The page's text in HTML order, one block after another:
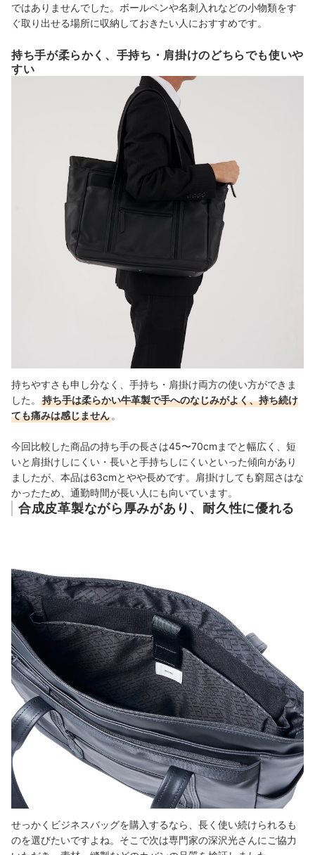
ではありませんでした。ボールペンや名刺入れなどの小物類をす
ぐ取り出せる場所に収納しておきたい人におすすめです。
持ち手が柔らかく、手持ち・肩掛けのどちらでも使いや
すい
持ちやすさも申し分なく、手持ち・肩掛け両方の使い方ができま
した。
持ち手は柔らかい牛革製で手へのなじみがよく、持ち続け
ても痛みは感じません 。
今回比較した商品の持ち手の長さは45〜70cmまでと幅広く、短
いと肩掛けしにくい・長いと手持ちしにくいといった傾向があり
ましたが、本品は63cmとやや長めです。肩掛けしても窮屈さはな
かったため、通勤時間が長い人にも向いています。
合成皮革製ながら厚みがあり、耐久性に優れる
せっかくビジネスバッグを購入するなら、長く使い続けられるも
のを選びたいですよね。そこで次は専門家の深沢光さんにご協力